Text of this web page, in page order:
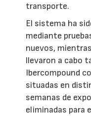
transporte.
El sistema ha
mediante
nuevos,
llevaron a cabo
Ibercompound
situadas en
semanas de
eliminadas para